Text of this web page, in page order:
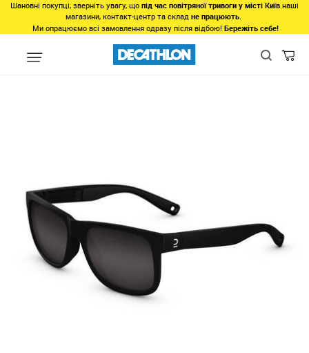
Шановні покупці, зверніть увагу, що під час повітряної тривоги у місті Київ наші
магазини, контакт-центр та склад не працюють.
Ми опрацюємо всі замовлення одразу після відбою! Бережіть себе!
Види спорту Біг, Спортивна ходьба Аксесуари,